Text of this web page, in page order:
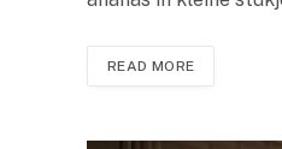
READ MORE